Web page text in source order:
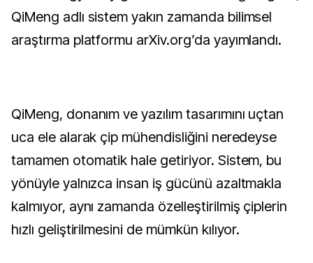
QiMeng adlı sistem yakın zamanda bilimsel
araştırma platformu arXiv.org’da yayımlandı.
QiMeng, donanım ve yazılım tasarımını uçtan
uca ele alarak çip mühendisliğini neredeyse
tamamen otomatik hale getiriyor. Sistem, bu
yönüyle yalnızca insan iş gücünü azaltmakla
kalmıyor, aynı zamanda özelleştirilmiş çiplerin
hızlı geliştirilmesini de mümkün kılıyor.